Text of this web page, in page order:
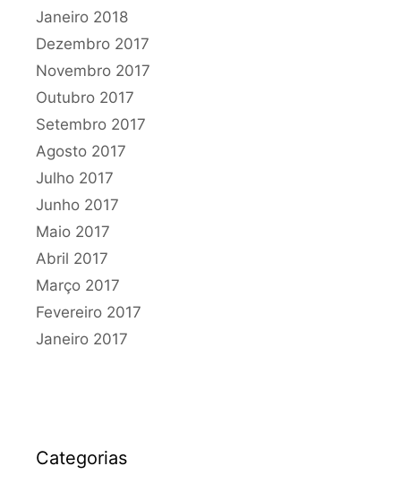
Janeiro 2018
Dezembro 2017
Novembro 2017
Outubro 2017
Setembro 2017
Agosto 2017
Julho 2017
Junho 2017
Maio 2017
Abril 2017
Março 2017
Fevereiro 2017
Janeiro 2017
Categorias